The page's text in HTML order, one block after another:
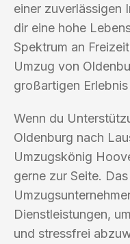
einer zuverlässigen
dir eine hohe
Spektrum an
Umzug von
großartigen Erlebnis
Wenn du
Oldenburg nach
Umzugskönig
gerne zur Seite.
Dienstleistungen,
und stressfrei